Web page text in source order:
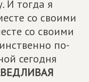
И тогда я
со своими
со своими
по-
сегодня